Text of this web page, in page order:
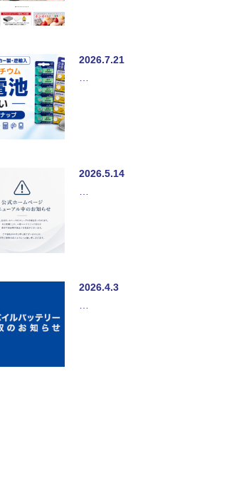
2026.7.21
2026.5.14
2026.4.3